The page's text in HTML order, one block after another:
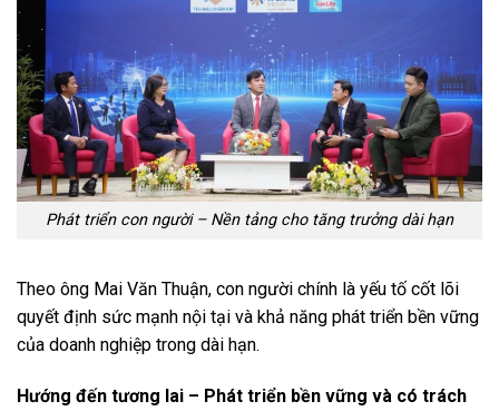
Phát triển con người – Nền tảng cho tăng trưởng dài hạn
Theo ông Mai Văn Thuận, con người chính là yếu tố cốt lõi
quyết định sức mạnh nội tại và khả năng phát triển bền vững
của doanh nghiệp trong dài hạn.
Hướng đến tương lai – Phát triển bền vững và có trách